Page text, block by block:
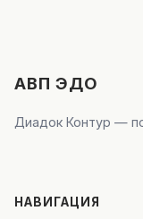
АВП ЭДО
Диадок Контур —
НАВИГАЦИЯ